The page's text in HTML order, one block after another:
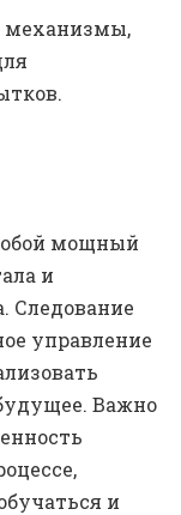
механизмы,
мощный
и
Следование
управление
Важно
и